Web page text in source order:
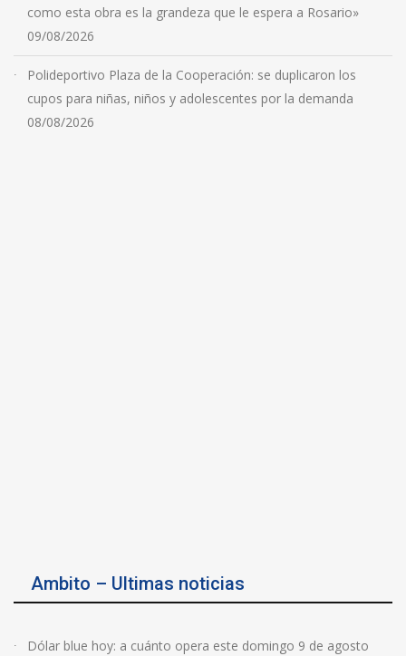
como esta obra es la grandeza que le espera a Rosario»
09/08/2026
Polideportivo Plaza de la Cooperación: se duplicaron los
cupos para niñas, niños y adolescentes por la demanda
08/08/2026
Ambito – Ultimas noticias
Dólar blue hoy: a cuánto opera este domingo 9 de agosto